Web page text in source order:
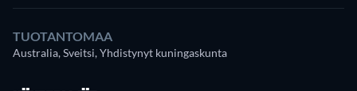
TUOTANTOMAA
Australia, Sveitsi, Yhdistynyt kuningaskunta